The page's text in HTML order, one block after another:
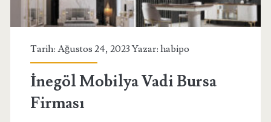
Tarih: Ağustos 24, 2023 Yazar: habipo
İnegöl Mobilya Vadi Bursa
Firması